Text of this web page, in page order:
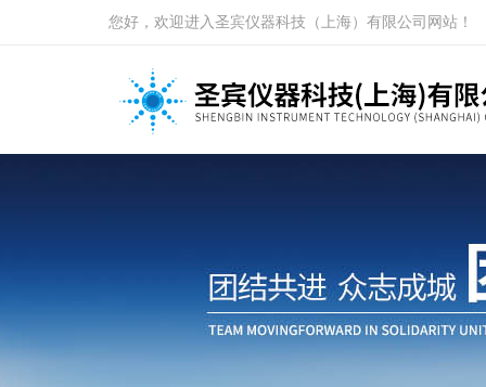
您好，欢迎进入圣宾仪器科技（上海）有限公司网站！